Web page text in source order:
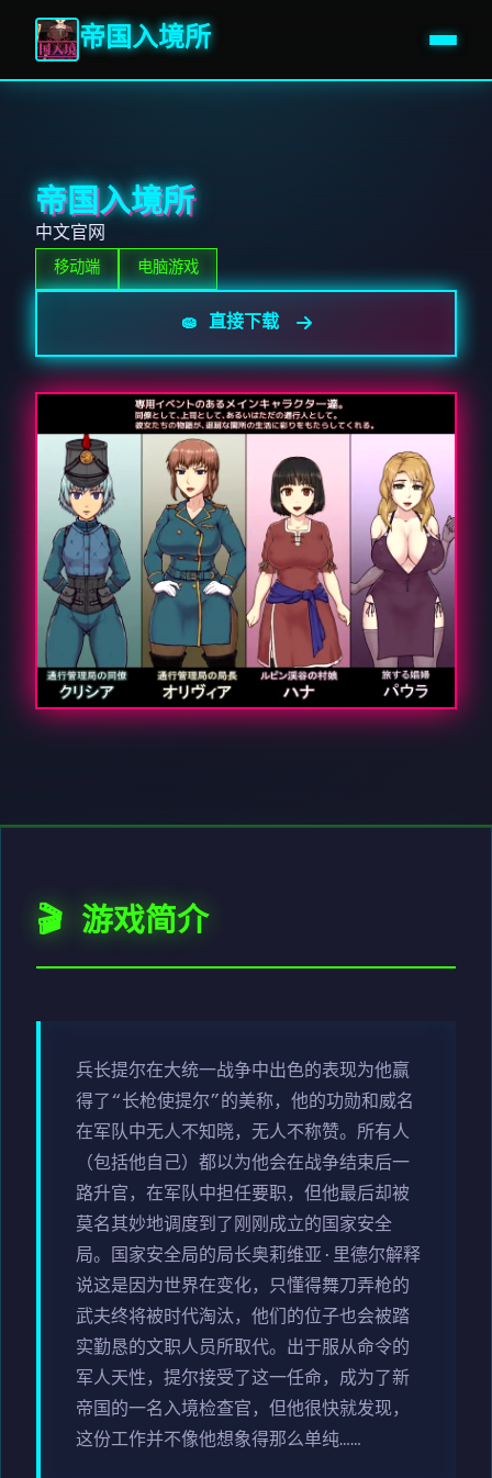
帝国入境所
帝国入境所
中文官网
移动端 电脑游戏
🧽 直接下载
🎬 游戏简介
兵长提尔在大统一战争中出色的表现为他赢
得了“长枪使提尔”的美称，他的功勋和威名
在军队中无人不知晓，无人不称赞。所有人
（包括他自己）都以为他会在战争结束后一
路升官，在军队中担任要职，但他最后却被
莫名其妙地调度到了刚刚成立的国家安全
局。国家安全局的局长奥莉维亚·里德尔解释
说这是因为世界在变化，只懂得舞刀弄枪的
武夫终将被时代淘汰，他们的位子也会被踏
实勤恳的文职人员所取代。出于服从命令的
军人天性，提尔接受了这一任命，成为了新
帝国的一名入境检查官，但他很快就发现，
这份工作并不像他想象得那么单纯……